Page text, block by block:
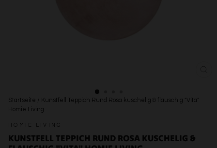
Startseite / Kunstfell Teppich Rund Rosa kuschelig & flauschig "Vita"
Homie Living
HOMIE LIVING
KUNSTFELL TEPPICH RUND ROSA KUSCHELIG &